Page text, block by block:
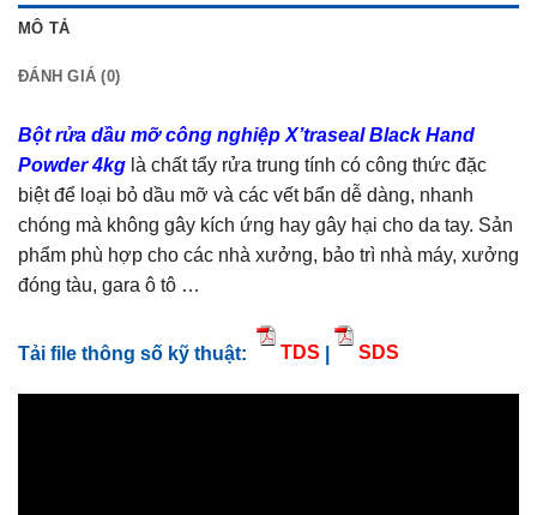
MÔ TẢ
ĐÁNH GIÁ (0)
Bột rửa dầu mỡ công nghiệp X’traseal Black Hand
Powder 4kg là chất tẩy rửa trung tính có công thức đặc
biệt để loại bỏ dầu mỡ và các vết bẩn dễ dàng, nhanh
chóng mà không gây kích ứng hay gây hại cho da tay. Sản
phẩm phù hợp cho các nhà xưởng, bảo trì nhà máy, xưởng
đóng tàu, gara ô tô …
Tải file thông số kỹ thuật: TDS | SDS